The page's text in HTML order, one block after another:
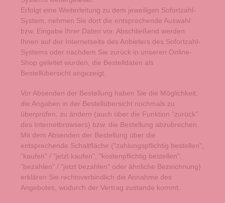
Erfolgt eine Weiterleitung zu dem jeweiligen Sofortzahl-
System, nehmen Sie dort die entsprechende Auswahl
bzw. Eingabe Ihrer Daten vor. Abschließend werden
Ihnen auf der Internetseite des Anbieters des Sofortzahl-
Systems oder nachdem Sie zurück in unseren Online-
Shop geleitet wurden, die Bestelldaten als
Bestellübersicht angezeigt.
Vor Absenden der Bestellung haben Sie die Möglichkeit,
die Angaben in der Bestellübersicht nochmals zu
überprüfen, zu ändern (auch über die Funktion "zurück"
des Internetbrowsers) bzw. die Bestellung abzubrechen.
Mit dem Absenden der Bestellung über die
entsprechende Schaltfläche ("zahlungspflichtig bestellen",
"kaufen" / "jetzt kaufen", "kostenpflichtig bestellen",
"bezahlen" / "jetzt bezahlen" oder ähnliche Bezeichnung)
erklären Sie rechtsverbindlich die Annahme des
Angebotes, wodurch der Vertrag zustande kommt.